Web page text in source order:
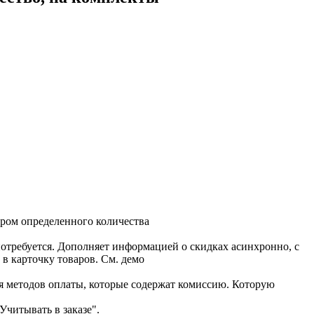
определенного количества
Дополняет информацией о скидках асинхронно, с
карточку товаров. См. демо
методов оплаты, которые содержат комиссию. Которую
в заказе".